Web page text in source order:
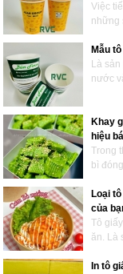
Việc
những
Mẫu
Là
nước
Khay
hiệu
Trong
bì
Loại
của
Tô
ăn. Là
In tô